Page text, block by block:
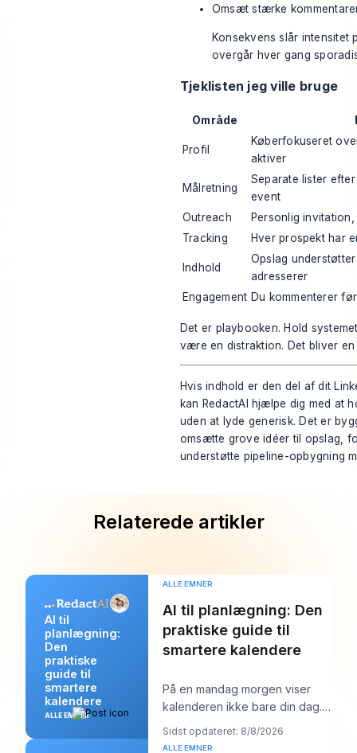
Omsæt stærke
Konsekvens slår intensitet
overgår hver gang
Tjeklisten jeg ville bruge
Område
Profil
Køberfokuseret
aktiver
Målretning
Separate lister
event
Outreach
Personlig
Tracking
Hver prospekt har
Indhold
Opslag
adresserer
Engagement Du kommenterer
Det er playbooken. Hold
være en distraktion. Det bliver
Hvis indhold er den del af dit
kan RedactAI
hjælpe dig med at
uden at lyde generisk. Det er
omsætte grove idéer til opslag,
understøtte pipeline-opbygning
Relaterede artikler
AI til
planlægning:
Den
praktiske
guide til
smartere
kalendere
ALLE EMNER
ALLE EMNER
AI til planlægning: Den
praktiske guide til
smartere kalendere
På en mandag morgen viser
kalenderen ikke bare din dag.
Den begynder at forhandle
med den. Du har én
Sidst opdateret: 8/8/2026
ALLE EMNER